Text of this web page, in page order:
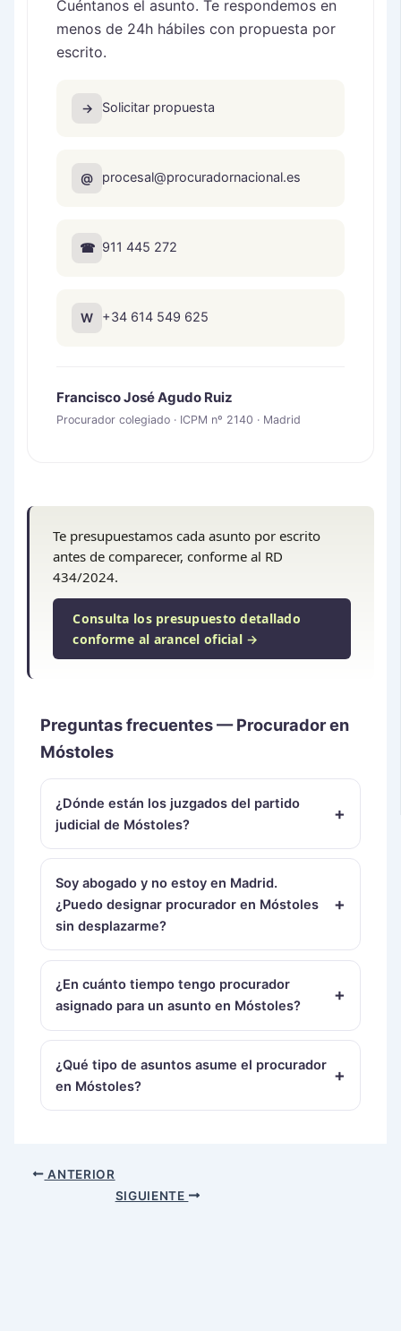
Cuéntanos el asunto. Te respondemos en
menos de 24h hábiles con propuesta por
escrito.
→ Solicitar propuesta
@ procesal@procuradornacional.es
☎ 911 445 272
W +34 614 549 625
Francisco José Agudo Ruiz
Procurador colegiado · ICPM nº 2140 · Madrid
Te presupuestamos cada asunto por escrito
antes de comparecer, conforme al RD
434/2024.
Consulta los presupuesto detallado
conforme al arancel oficial →
Preguntas frecuentes — Procurador en
Móstoles
¿Dónde están los juzgados del partido
judicial de Móstoles?
Soy abogado y no estoy en Madrid.
¿Puedo designar procurador en Móstoles
sin desplazarme?
¿En cuánto tiempo tengo procurador
asignado para un asunto en Móstoles?
¿Qué tipo de asuntos asume el procurador
en Móstoles?
ANTERIOR
SIGUIENTE